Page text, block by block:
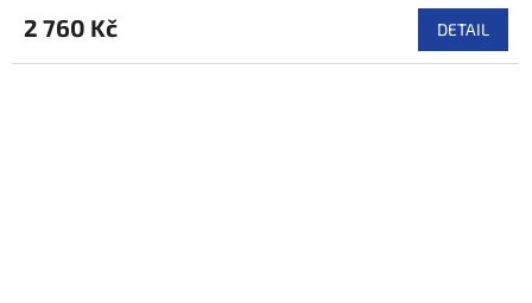
2 760 Kč DETAIL